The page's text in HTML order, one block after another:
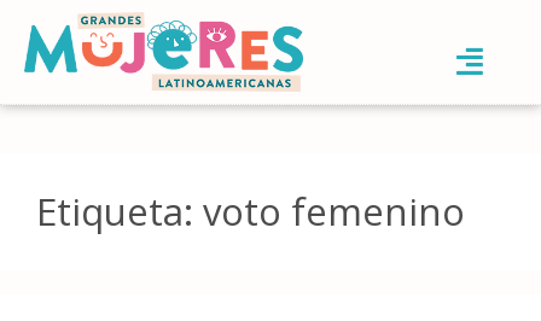
Etiqueta: voto femenino